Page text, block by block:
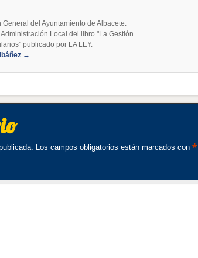
del Ayuntamiento de Albacete.
Local del libro "La Gestión
publicado por LA LEY.
→
Los campos obligatorios están marcados con*